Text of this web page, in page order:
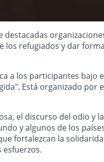
refugiados y dar
a los participantes bajo
Está organizado por
el discurso del odio y
y algunos de los
fortalezcan la